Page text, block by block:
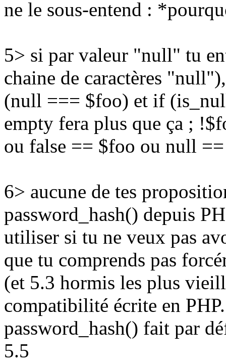
ne le sous-entend :
5> si par valeur "null" tu
chaine de caractères
(null === $foo) et if
empty fera plus que ça ;
ou false == $foo ou null
6> aucune de tes
password_hash() depuis
utiliser si tu ne veux pas
que tu comprends pas
(et 5.3 hormis les plus
compatibilité écrite en
password_hash() fait par
5.5